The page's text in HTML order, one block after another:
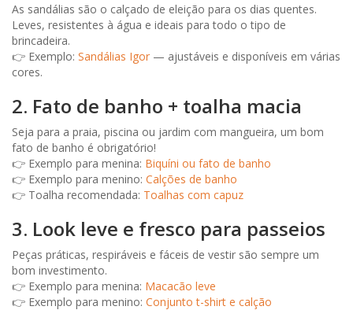
As sandálias são o calçado de eleição para os dias quentes.
Leves, resistentes à água e ideais para todo o tipo de
brincadeira.
👉 Exemplo: Sandálias Igor — ajustáveis e disponíveis em várias
cores.
2. Fato de banho + toalha macia
Seja para a praia, piscina ou jardim com mangueira, um bom
fato de banho é obrigatório!
👉 Exemplo para menina: Biquíni ou fato de banho
👉 Exemplo para menino: Calções de banho
👉 Toalha recomendada: Toalhas com capuz
3. Look leve e fresco para passeios
Peças práticas, respiráveis e fáceis de vestir são sempre um
bom investimento.
👉 Exemplo para menina: Macacão leve
👉 Exemplo para menino: Conjunto t-shirt e calção